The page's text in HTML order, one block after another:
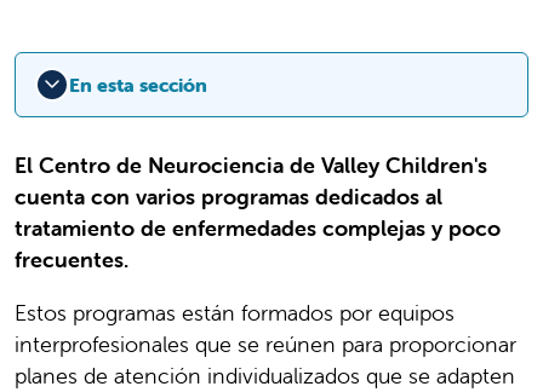
En esta sección
El Centro de Neurociencia de Valley Children's
cuenta con varios programas dedicados al
tratamiento de enfermedades complejas y poco
frecuentes.
Estos programas están formados por equipos
interprofesionales que se reúnen para proporcionar
planes de atención individualizados que se adapten